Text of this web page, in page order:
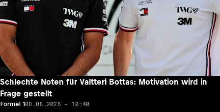
Schlechte Noten für Valtteri Bottas: Motivation wird in
Frage gestellt
Formel 108.08.2026 - 10:40